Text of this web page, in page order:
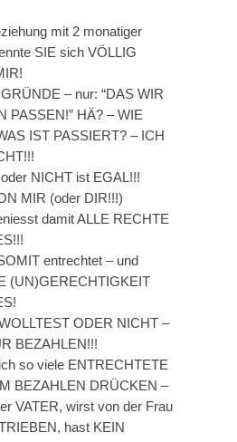
mit 2 monatiger
SIE sich VÖLLIG
– nur: “DAS WIR
PASSEN!” HÄ? – WIE
IST PASSIERT? – ICH
NICHT ist EGAL!!!
MIR (oder DIR!!!)
damit ALLE RECHTE
entrechtet – und
(UN)GERECHTIGKEIT
ODER NICHT –
BEZAHLEN!!!
so viele ENTRECHTETE
BEZAHLEN DRÜCKEN –
VATER, wirst von der Frau
hast KEIN